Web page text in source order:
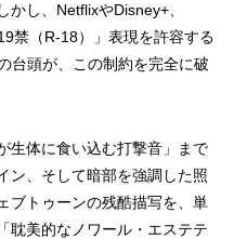
し、NetflixやDisney+、
禁（R-18）」表現を許容する
台頭が、この制約を完全に破
生体に食い込む打撃音」まで
ン、そして暗部を強調した照
ブトゥーンの残酷描写を、単
耽美的なノワール・エステテ